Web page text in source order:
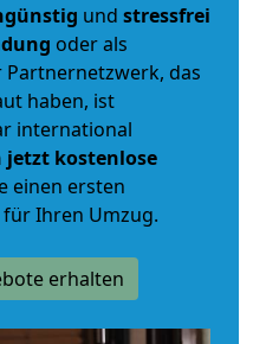
und stressfrei
oder als
Partnernetzwerk, das
haben, ist
international
jetzt kostenlose
einen ersten
Ihren Umzug.
erhalten